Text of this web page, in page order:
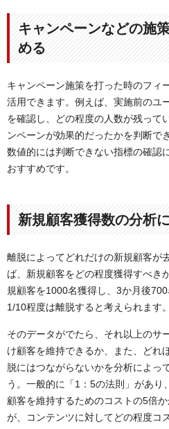
キャンペーンなどの施
める
キャンペーン施策を打った時のフィ
活用できます。例えば、実施前のユ
を確認し、どの程度の人数が残って
ンペーンが効果的だったかを判断で
数値的には判断できない指標の確認
おすすめです。
新規顧客獲得数の分析
離脱によってどれだけの新規顧客が
ば、新規顧客をどの程度獲得すべき
規顧客を1000名獲得し、3か月後
1/10程度は離脱すると考えられます。
そのデータがでたら、それ以上のサ
け顧客を維持できるか、また、どれ
脱にはつながらないかを分析によっ
う。一般的に「1：5の法則」があり
顧客を維持するためのコストの5倍
が、コンテンツに対してどの程度コ